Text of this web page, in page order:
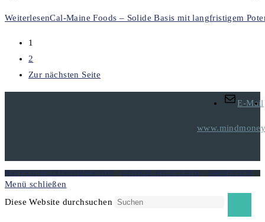
WeiterlesenCal-Maine Foods – Solide Basis mit langfristigem
1
2
Zur nächsten Seite
E-Mail
DATENSCHUTZINFORMATION - COOKIE-RICHTLINIE - IMPRESSUM
Menü schließen
Diese Website durchsuchen